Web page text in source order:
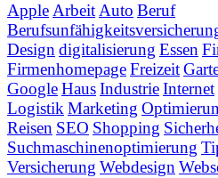
Apple Arbeit Auto Beruf
Design digitalisierung Essen
FirmenhomepageFreizeit
GoogleHausIndustrieInternet
Logistik Marketing
Reisen SEO Shopping
Suchmaschinenoptimierung
Versicherung Webdesign